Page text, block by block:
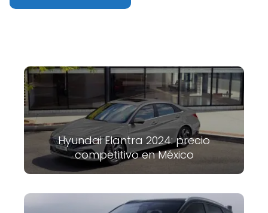
Hyundai Elantra 2024: precio
competitivo en México